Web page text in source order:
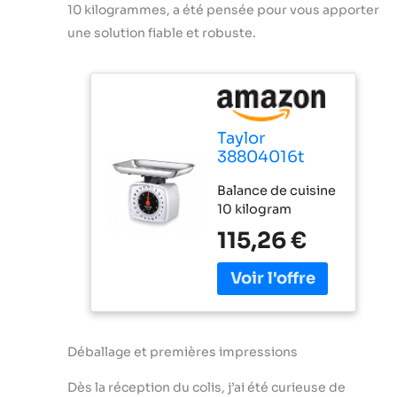
10 kilogrammes, a été pensée pour vous apporter
une solution fiable et robuste.
Taylor
38804016t
Kilogram
Balance de
Cuisine
Balance de cuisine
10 kilogram
115,26 €
Déballage et premières impressions
Dès la réception du colis, j’ai été curieuse de